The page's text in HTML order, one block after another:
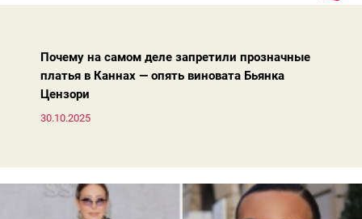
Почему на самом деле запретили прозначные
платья в Каннах — опять виновата Бьянка
Цензори
30.10.2025